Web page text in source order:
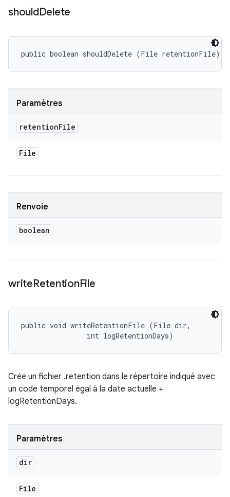
shouldDelete
public boolean shouldDelete (File retentionFile)
Paramètres
retentionFile
File
Renvoie
boolean
writeRetentionFile
public void writeRetentionFile (File dir,
                int logRetentionDays)
Crée un fichier .retention dans le répertoire indiqué avec
un code temporel égal à la date actuelle +
logRetentionDays.
Paramètres
dir
File